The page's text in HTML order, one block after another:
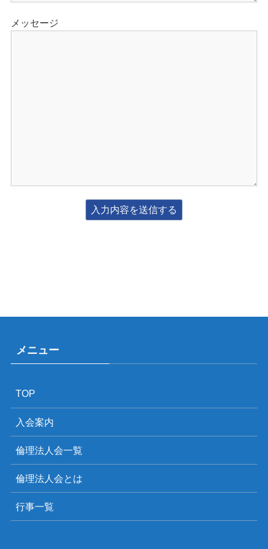
メッセージ
メニュー
TOP
入会案内
倫理法人会一覧
倫理法人会とは
行事一覧